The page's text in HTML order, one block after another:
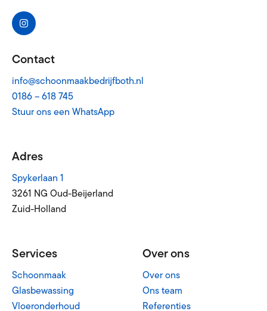
Contact
info@schoonmaakbedrijfboth.nl
0186 – 618 745
Stuur ons een WhatsApp
Adres
Spykerlaan 1
3261 NG Oud-Beijerland
Zuid-Holland
Services
Schoonmaak
Glasbewassing
Vloeronderhoud
Over ons
Over ons
Ons team
Referenties